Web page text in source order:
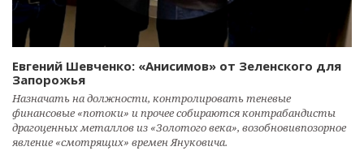
Евгений Шевченко: «Анисимов» от Зеленского для
Запорожья
Назначать на должности, контролировать теневые
финансовые «потоки» и прочее собираются контрабандисты
драгоценных металлов из «Золотого века», возобновивпозорное
явление «смотрящих» времен Януковича.